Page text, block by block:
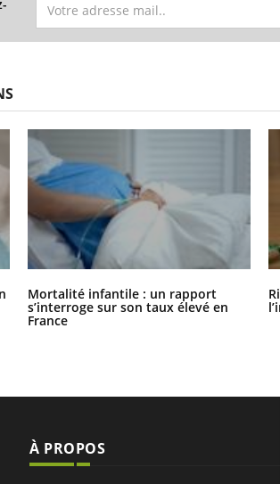
Mortalité infantile : un rapport
s’interroge sur son taux élevé en
France
À PROPOS